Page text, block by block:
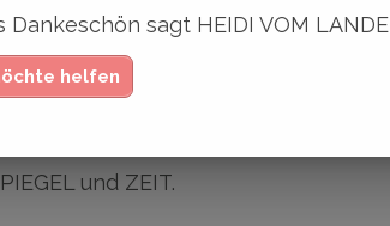
Provinz aufgewachsen
er bei TEMPO, schrieb für
und ZEIT.
Dankeschön sagt HEIDI VOM LANDE
helfen